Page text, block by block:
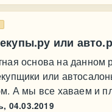
или
основа на данном
или
А мы все хаваем и
04.03.2019